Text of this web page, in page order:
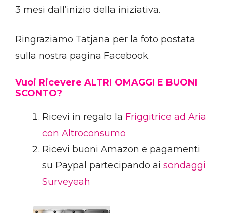
3 mesi dall’inizio della iniziativa.
Ringraziamo Tatjana per la foto postata
sulla nostra pagina Facebook.
Vuoi Ricevere ALTRI OMAGGI E BUONI
SCONTO?
Ricevi in regalo la Friggitrice ad Aria
con Altroconsumo
Ricevi buoni Amazon e pagamenti
su Paypal partecipando ai sondaggi
Surveyeah